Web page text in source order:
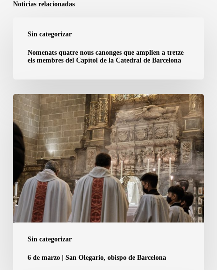
Noticias relacionadas
Sin categorizar
quatre
canonges
tretze
els
membres
Capítol
de
la
Catedral
Barcelona
Nomenats quatre nous canonges que amplien a tretze
els membres del Capítol de la Catedral de Barcelona
Sin categorizar
6
de
marzo
Olegario,
obispo
de
Barcelona
6 de marzo | San Olegario, obispo de Barcelona